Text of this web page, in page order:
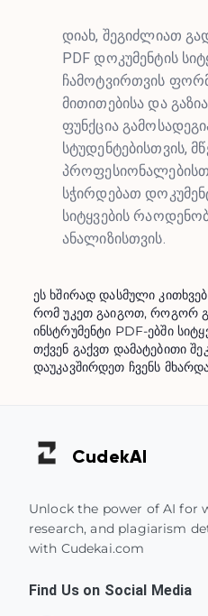
დიახ, შეგიძლიათ
PDF დოკუმენტის
ჩამოტვირთვის
მითითებისა და
ფუნქცია
სტუდენტებისთვის,
სჭირდებათ
სიტყვების
ანალიზისთვის.
ეს ხშირად დასმული
რომ უკეთ გაიგოთ, როგორ
ინსტრუმენტი PDF-ებში
თქვენ გაქვთ დამატებითი
დაუკავშირდეთ ჩვენს
CudekAI
Unlock the power of AI for
research, and plagiarism
with Cudekai.com
Find Us on Social Media